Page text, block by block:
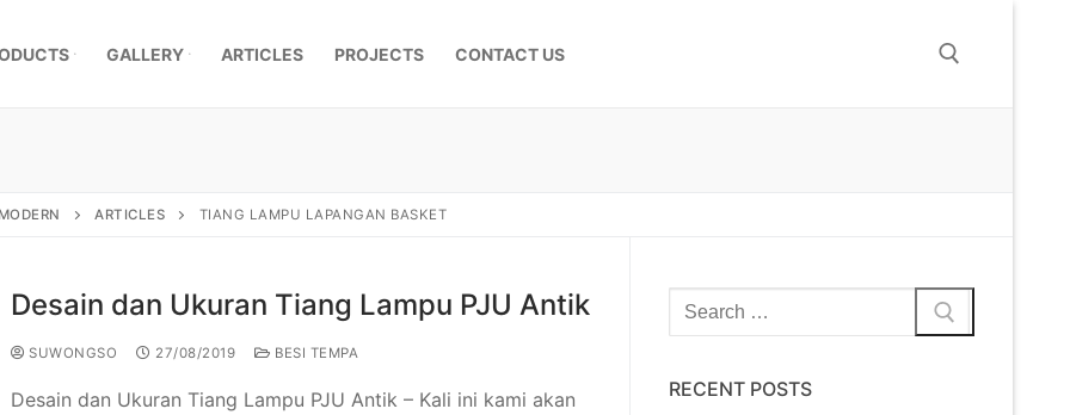
GALLERY ARTICLES PROJECTS CONTACT US
ARTICLES TIANG LAMPU LAPANGAN BASKET
Desain dan Ukuran Tiang Lampu PJU Antik
SUWONGSO 27/08/2019 BESI TEMPA
Desain dan Ukuran Tiang Lampu PJU Antik – Kali ini kami akan
RECENT POSTS